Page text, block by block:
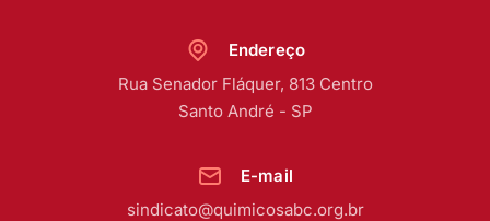
Endereço
Rua Senador Fláquer, 813 Centro
Santo André - SP
E-mail
sindicato@quimicosabc.org.br